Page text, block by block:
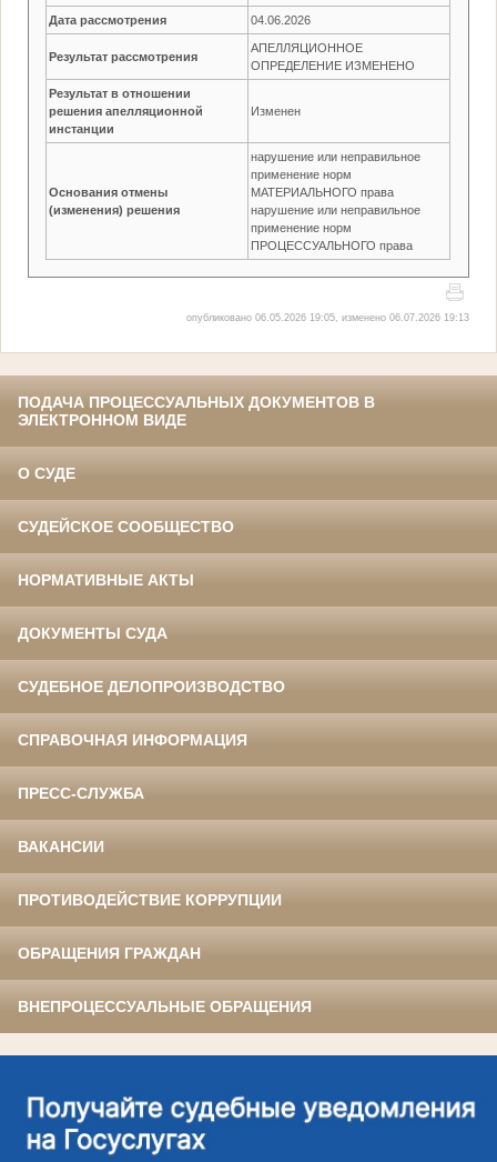
Дата рассмотрения 04.06.2026
Результат рассмотрения
АПЕЛЛЯЦИОННОЕ
ОПРЕДЕЛЕНИЕ ИЗМЕНЕНО
Результат в отношении
решения апелляционной
инстанции
Изменен
Основания отмены
(изменения) решения
нарушение или неправильное
применение норм
МАТЕРИАЛЬНОГО права
нарушение или неправильное
применение норм
ПРОЦЕССУАЛЬНОГО права
опубликовано 06.05.2026 19:05, изменено 06.07.2026 19:13
ПОДАЧА ПРОЦЕССУАЛЬНЫХ ДОКУМЕНТОВ В
ЭЛЕКТРОННОМ ВИДЕ
О СУДЕ
СУДЕЙСКОЕ СООБЩЕСТВО
НОРМАТИВНЫЕ АКТЫ
ДОКУМЕНТЫ СУДА
СУДЕБНОЕ ДЕЛОПРОИЗВОДСТВО
СПРАВОЧНАЯ ИНФОРМАЦИЯ
ПРЕСС-СЛУЖБА
ВАКАНСИИ
ПРОТИВОДЕЙСТВИЕ КОРРУПЦИИ
ОБРАЩЕНИЯ ГРАЖДАН
ВНЕПРОЦЕССУАЛЬНЫЕ ОБРАЩЕНИЯ